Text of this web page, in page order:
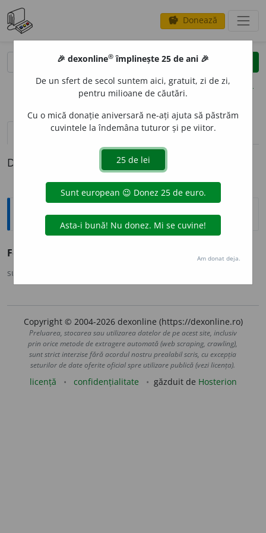
savings Donează
clear
opțiuni
definiții (1) pronunțievolume_up (50)
Definiția cu ID-ul 70543:
Antonime
Fericire
sursa:
Copyright © 2004-2026 dexonline (https://dexonline.ro)
Preluarea, stocarea sau utilizarea datelor de pe acest site, inclusiv
prin orice metode de extragere automată (web scraping, crawling),
sunt strict interzise fără acordul nostru prealabil scris, cu excepția
seturilor de date oferite oficial spre utilizare publică (vezi licența).
licență confidențialitate găzduit de Hosterion
🎉 dexonline® împlinește 25 de ani 🎉
De un sfert de secol suntem aici, gratuit, zi de zi,
pentru milioane de căutări.
Cu o mică donație aniversară ne-ați ajuta să păstrăm
cuvintele la îndemâna tuturor și pe viitor.
Am donat deja.